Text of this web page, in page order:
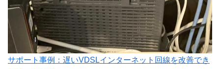
サポート事例：遅いVDSLインターネット回線を改善でき